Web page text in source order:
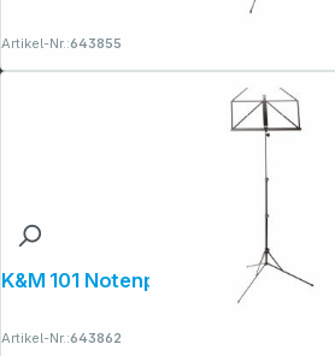
Artikel-Nr.:643855
K&M 101 Notenpult schwarz
Artikel-Nr.:643862